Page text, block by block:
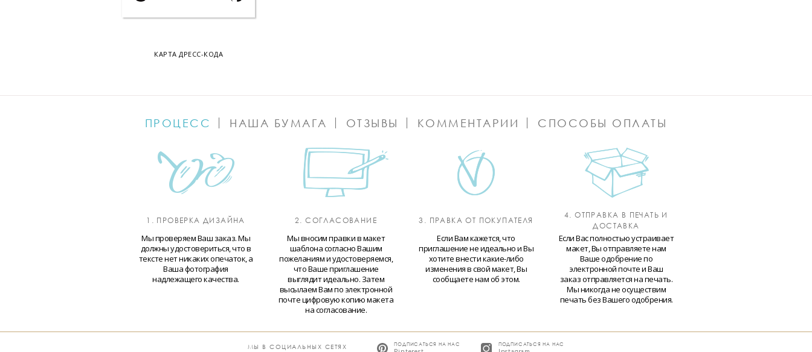
КАРТА ДРЕСС-КОДА
ПРОЦЕСС НАША БУМАГА ОТЗЫВЫ КОММЕНТАРИИ СПОСОБЫ ОПЛАТЫ
1. ПРОВЕРКА ДИЗАЙНА
Мы проверяем Ваш заказ. Мы
должны удостовериться, что в
тексте нет никаких опечаток, а
Ваша фотография
надлежащего качества.
2. СОГЛАСОВАНИЕ
Мы вносим правки в макет
шаблона согласно Вашим
пожеланиям и удостоверяемся,
что Ваше приглашение
выглядит идеально. Затем
высылаем Вам по электронной
почте цифровую копию макета
на согласование.
3. ПРАВКА ОТ ПОКУПАТЕЛЯ
Если Вам кажется, что
приглашение не идеально и Вы
хотите внести какие-либо
изменения в свой макет, Вы
сообщаете нам об этом.
4. ОТПРАВКА В ПЕЧАТЬ И
ДОСТАВКА
Если Вас полностью устраивает
макет, Вы отправляете нам
Ваше одобрение по
электронной почте и Ваш
заказ отправляется на печать.
Мы никогда не осуществим
печать без Вашего одобрения.
МЫ В СОЦИАЛЬНЫХ СЕТЯХ ПОДПИСАТЬСЯ НА НАС ПОДПИСАТЬСЯ НА НАС